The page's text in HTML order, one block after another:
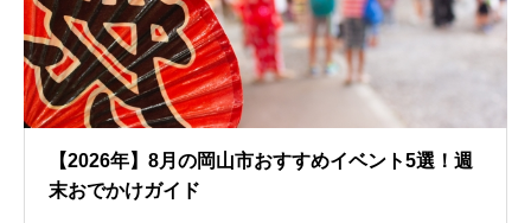
【2026年】8月の岡山市おすすめイベント5選！週
末おでかけガイド